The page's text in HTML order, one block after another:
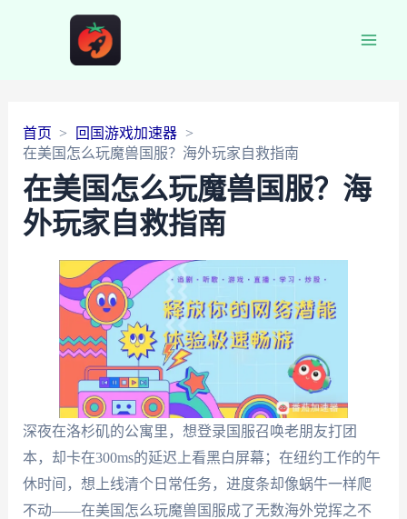
首页
回国游戏加速器
在美国怎么玩魔兽国服？海外玩家自救指南
在美国怎么玩魔兽国服？海
外玩家自救指南
深夜在洛杉矶的公寓里，想登录国服召唤老朋友打团
本，却卡在300ms的延迟上看黑白屏幕；在纽约工作的午
休时间，想上线清个日常任务，进度条却像蜗牛一样爬
不动——在美国怎么玩魔兽国服成了无数海外党挥之不